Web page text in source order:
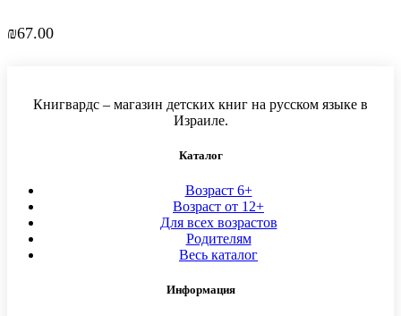
₪67.00
Книгвардс – магазин детских книг на русском языке в
Израиле.
Каталог
Возраст 6+
Возраст от 12+
Для всех возрастов
Родителям
Весь каталог
Информация